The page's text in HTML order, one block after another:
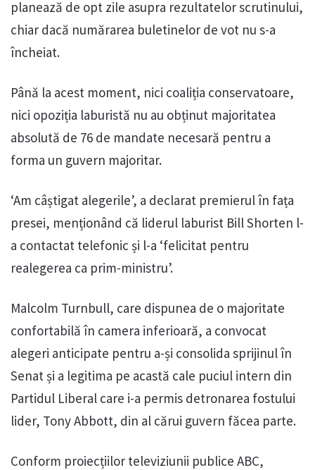
planează de opt zile asupra rezultatelor scrutinului,
chiar dacă numărarea buletinelor de vot nu s-a
încheiat.
Până la acest moment, nici coaliția conservatoare,
nici opoziția laburistă nu au obținut majoritatea
absolută de 76 de mandate necesară pentru a
forma un guvern majoritar.
‘Am câștigat alegerile’, a declarat premierul în fața
presei, menționând că liderul laburist Bill Shorten l-
a contactat telefonic și l-a ‘felicitat pentru
realegerea ca prim-ministru’.
Malcolm Turnbull, care dispunea de o majoritate
confortabilă în camera inferioară, a convocat
alegeri anticipate pentru a-și consolida sprijinul în
Senat și a legitima pe acastă cale puciul intern din
Partidul Liberal care i-a permis detronarea fostului
lider, Tony Abbott, din al cărui guvern făcea parte.
Conform proiecțiilor televiziunii publice ABC,